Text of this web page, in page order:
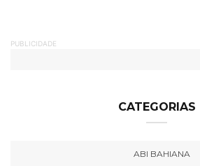
PUBLICIDADE
CATEGORIAS
ABI BAHIANA